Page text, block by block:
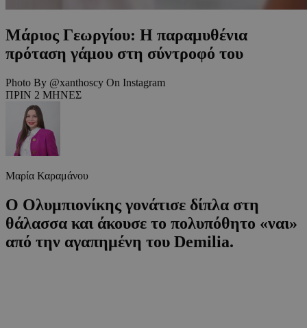
Μάριος Γεωργίου: Η παραμυθένια
πρόταση γάμου στη σύντροφό του
Photo By @xanthoscy On Instagram
ΠΡΙΝ 2 ΜΗΝΕΣ
Μαρία Καραμάνου
Ο Ολυμπιονίκης γονάτισε δίπλα στη
θάλασσα και άκουσε το πολυπόθητο «ναι»
από την αγαπημένη του Demilia.